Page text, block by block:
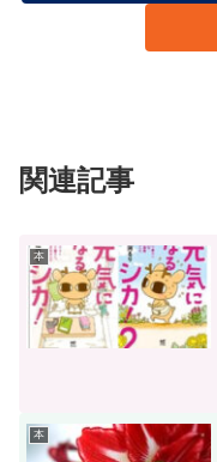
関連記事
本
本